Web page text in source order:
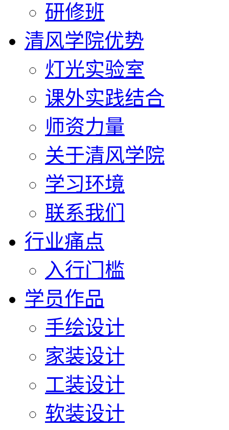
研修班
清风学院优势
灯光实验室
课外实践结合
师资力量
关于清风学院
学习环境
联系我们
行业痛点
入行门槛
学员作品
手绘设计
家装设计
工装设计
软装设计